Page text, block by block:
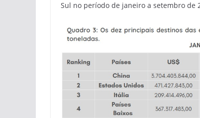
Sul no período de janeiro a setembro de